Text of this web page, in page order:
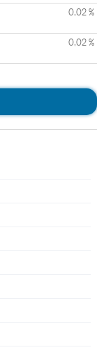
0,02 %
0,02 %